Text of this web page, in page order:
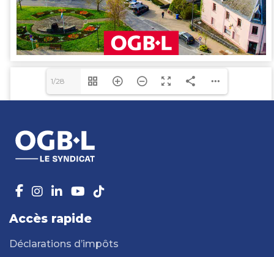
1/28
Accès rapide
Déclarations d’impôts